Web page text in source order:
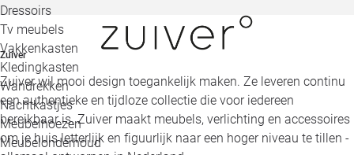
Dressoirs
Tv meubels
Vakkenkasten
Kledingkasten
Wandrekken
Nachtkastjes
Meubelhoezen
Meubelonderhoud
Zuiver
Zuiver wil mooi design toegankelijk maken. Ze leveren continu
een authentieke en tijdloze collectie die voor iedereen
bereikbaar is. Zuiver maakt meubels, verlichting en accessoires
om je huis letterlijk en figuurlijk naar een hoger niveau te tillen -